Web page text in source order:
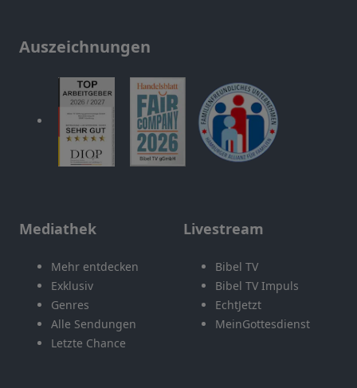
Auszeichnungen
Mediathek
Mehr entdecken
Exklusiv
Genres
Alle Sendungen
Letzte Chance
Livestream
Bibel TV
Bibel TV Impuls
EchtJetzt
MeinGottesdienst